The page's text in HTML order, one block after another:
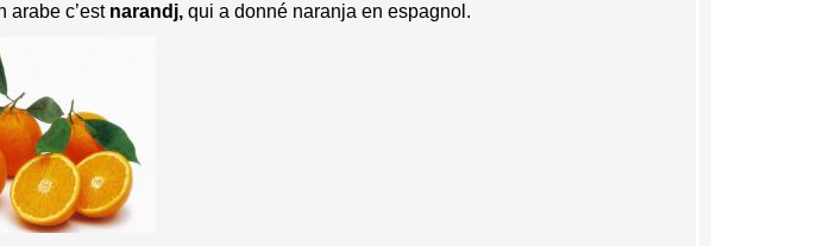
arabe c’est narandj, qui a donné naranja en espagnol.